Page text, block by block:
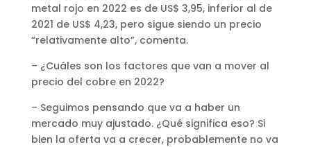
metal rojo en 2022 es de US$ 3,95, inferior al de
2021 de US$ 4,23, pero sigue siendo un precio
“relativamente alto”, comenta.
– ¿Cuáles son los factores que van a mover al
precio del cobre en 2022?
– Seguimos pensando que va a haber un
mercado muy ajustado. ¿Qué significa eso? Si
bien la oferta va a crecer, probablemente no va